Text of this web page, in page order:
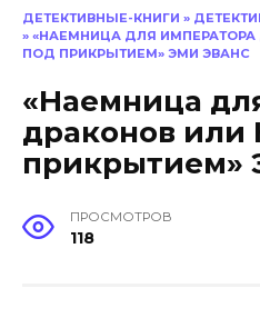
ДЕТЕКТИВНЫЕ-КНИГИ »
» «НАЕМНИЦА ДЛЯ ИМПЕРАТОРА
ПОД ПРИКРЫТИЕМ» ЭМИ ЭВАНС
«Наемница
драконов или
прикрытием»
ПРОСМОТРОВ
118